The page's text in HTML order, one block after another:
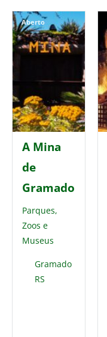
A Mina
de
Gramado
Parques,
Zoos e
Museus
Gramado
RS
Aberto